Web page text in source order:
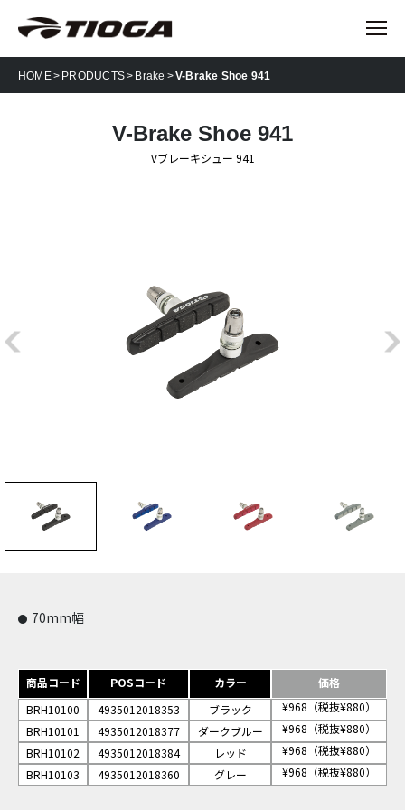
HOME PRODUCTS Brake V-Brake Shoe 941
V-Brake Shoe 941
Vブレーキシュー 941
70mm幅
商品コード POSコード カラー
価格
BRH10100
4935012018353 ブラック
¥968（税抜¥880）
BRH10101
4935012018377 ダークブルー
¥968（税抜¥880）
BRH10102
4935012018384 レッド
¥968（税抜¥880）
BRH10103
4935012018360 グレー ¥968（税抜¥880）